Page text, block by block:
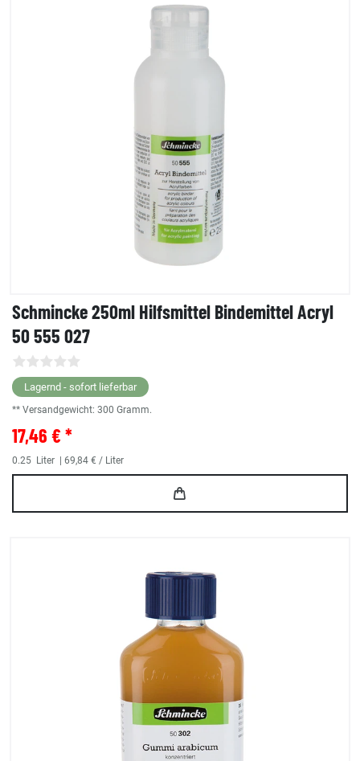
Schmincke 250ml Hilfsmittel Bindemittel Acryl
50 555 027
Lagernd - sofort lieferbar
** Versandgewicht: 300 Gramm.
17,46 € *
0.25 Liter | 69,84 € / Liter